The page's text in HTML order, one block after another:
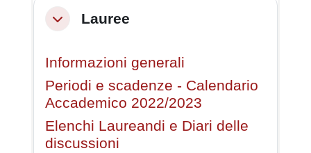
MinimizzaLauree
Informazioni generali
Periodi e scadenze - Calendario
Accademico 2022/2023
Elenchi Laureandi e Diari delle
discussioni